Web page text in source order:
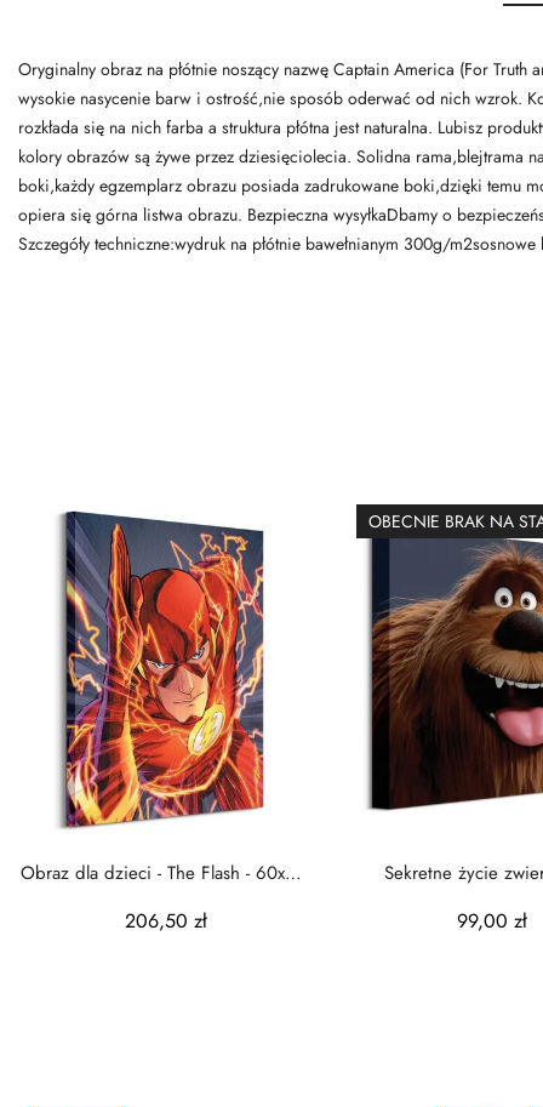
Oryginalny obraz na płótnie noszący nazwę Captain America (For
wysokie nasycenie barw i ostrość,nie sposób oderwać od nich wzrok.
rozkłada się na nich farba a struktura płótna jest naturalna. Lubisz
kolory obrazów są żywe przez dziesięciolecia. Solidna rama,blejtrama
boki,każdy egzemplarz obrazu posiada zadrukowane boki,dzięki temu
opiera się górna listwa obrazu. Bezpieczna wysyłkaDbamy o
Szczegóły techniczne:wydruk na płótnie bawełnianym 300g/
Obraz dla dzieci - The Flash - 60x80
206,50 zł
OBECNIE BRAK NA
Sekretne życie
99,00 zł